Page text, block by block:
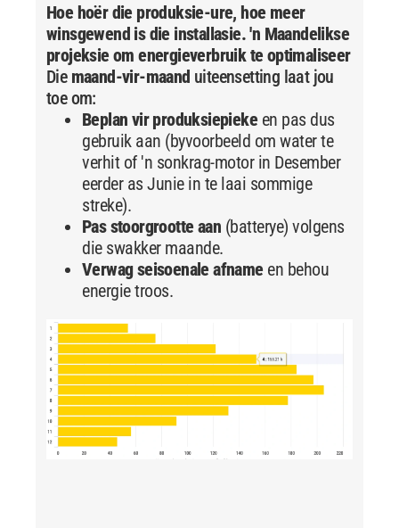
Hoe hoër die produksie-ure, hoe meer
winsgewend is die installasie.'n Maandelikse
projeksie om energieverbruik te optimaliseer
Die maand-vir-maand uiteensetting laat jou
toe om:
Beplan vir produksiepieke en pas dus
gebruik aan (byvoorbeeld om water te
verhit of 'n sonkrag-motor in Desember
eerder as Junie in te laai sommige
streke).
Pas stoorgrootte aan (batterye) volgens
die swakker maande.
Verwag seisoenale afname en behou
energie troos.